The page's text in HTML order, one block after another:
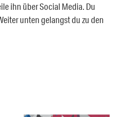
ihn über Social Media. Du
unten gelangst du zu den